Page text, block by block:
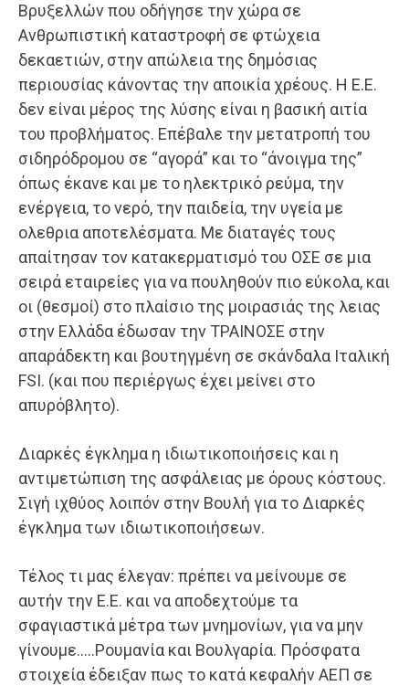
Βρυξελλών που οδήγησε την χώρα σε
Ανθρωπιστική καταστροφή σε φτώχεια
δεκαετιών, στην απώλεια της δημόσιας
περιουσίας κάνοντας την αποικία χρέους. Η Ε.Ε.
δεν είναι μέρος της λύσης είναι η βασική αιτία
του προβλήματος. Επέβαλε την μετατροπή του
σιδηρόδρομου σε “αγορά” και το “άνοιγμα της”
όπως έκανε και με το ηλεκτρικό ρεύμα, την
ενέργεια, το νερό, την παιδεία, την υγεία με
ολεθρια αποτελέσματα. Με διαταγές τους
απαίτησαν τον κατακερματισμό του ΟΣΕ σε μια
σειρά εταιρείες για να πουληθούν πιο εύκολα, και
οι (θεσμοί) στο πλαίσιο της μοιρασιάς της λειας
στην Ελλάδα έδωσαν την ΤΡΑΙΝΟΣΕ στην
απαράδεκτη και βουτηγμένη σε σκάνδαλα Ιταλική
FSI. (και που περιέργως έχει μείνει στο
απυρόβλητο).
Διαρκές έγκλημα η ιδιωτικοποιήσεις και η
αντιμετώπιση της ασφάλειας με όρους κόστους.
Σιγή ιχθύος λοιπόν στην Βουλή για το Διαρκές
έγκλημα των ιδιωτικοποιήσεων.
Τέλος τι μας έλεγαν: πρέπει να μείνουμε σε
αυτήν την Ε.Ε. και να αποδεχτούμε τα
σφαγιαστικά μέτρα των μνημονίων, για να μην
γίνουμε…..Ρουμανία και Βουλγαρία. Πρόσφατα
στοιχεία έδειξαν πως το κατά κεφαλήν ΑΕΠ σε